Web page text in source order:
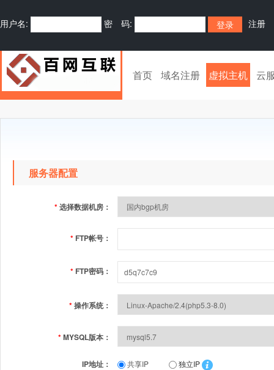
用户名: 密 码: 注册
首页 域名注册 虚拟主机 云
服务器配置
*选择数据机房：
* FTP帐号：
* FTP密码：
*操作系统：
*MYSQL版本：
IP地址： 共享IP 独立IP